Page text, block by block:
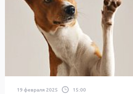
19 февраля 2025 15:00